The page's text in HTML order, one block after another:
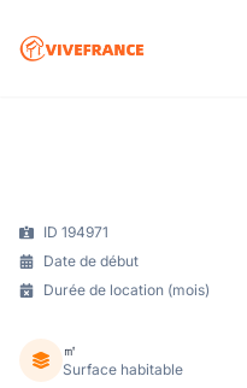
ID 194971
Date de début
Durée de location (mois)
㎡
Surface habitable